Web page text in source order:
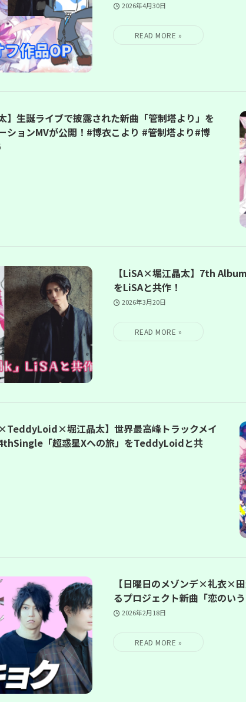
2026年4月30日
】生誕ライブで披露された新曲「管制塔より」を
ションMVが公開！#博衣こより #管制塔より#博
【LiSA×堀江晶太】7th
をLiSAと共作！
2026年3月20日
×TeddyLoid×堀江晶太】世界最高峰トラックメイ
「超惑星Xへの旅」をTeddyLoidと共
【日曜日のメゾンデ×礼衣×
るプロジェクト新曲「恋のい
2026年2月18日